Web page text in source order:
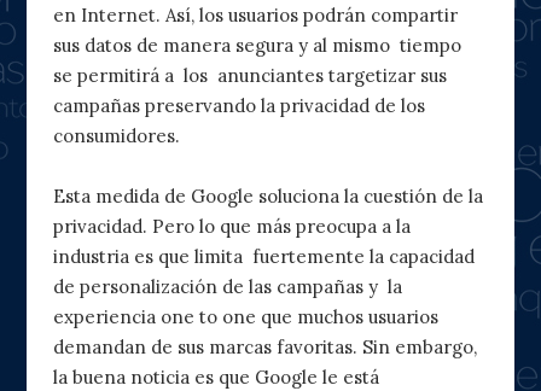
en Internet. Así, los usuarios podrán compartir
sus datos de manera segura y al mismo tiempo
se permitirá a los anunciantes targetizar sus
campañas preservando la privacidad de los
consumidores.
Esta medida de Google soluciona la cuestión de la
privacidad. Pero lo que más preocupa a la
industria es que limita fuertemente la capacidad
de personalización de las campañas y la
experiencia one to one que muchos usuarios
demandan de sus marcas favoritas. Sin embargo,
la buena noticia es que Google le está